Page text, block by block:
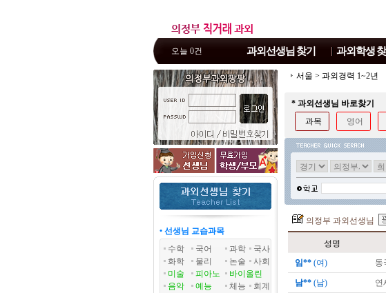
오늘 0건 과외선생님 찾기 과외학생
• 선생님 교습과목
수학
국어 과학
국사
화학
물리 논술
사회
미술
피아노
바이올린
음악
예능 체능
회계
서울 > 과외경력 1~2년
* 과외선생님 바로찾기
과목
영어
의정부 과외선생님
성명
임** (여) 동
남** (남) 연